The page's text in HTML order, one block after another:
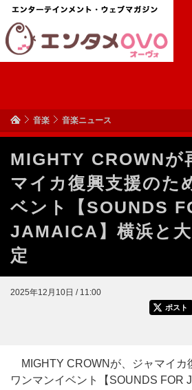
音楽 音楽ニュース
MIGHTY CROWNが
マイカ復興支援のた
ベント【SOUNDS
JAMAICA】横浜と
定
2025年12月10日 / 11:00
ポスト
MIGHTY CROWNが、ジャマイカ
ワンマンイベント【SOUNDS FOR